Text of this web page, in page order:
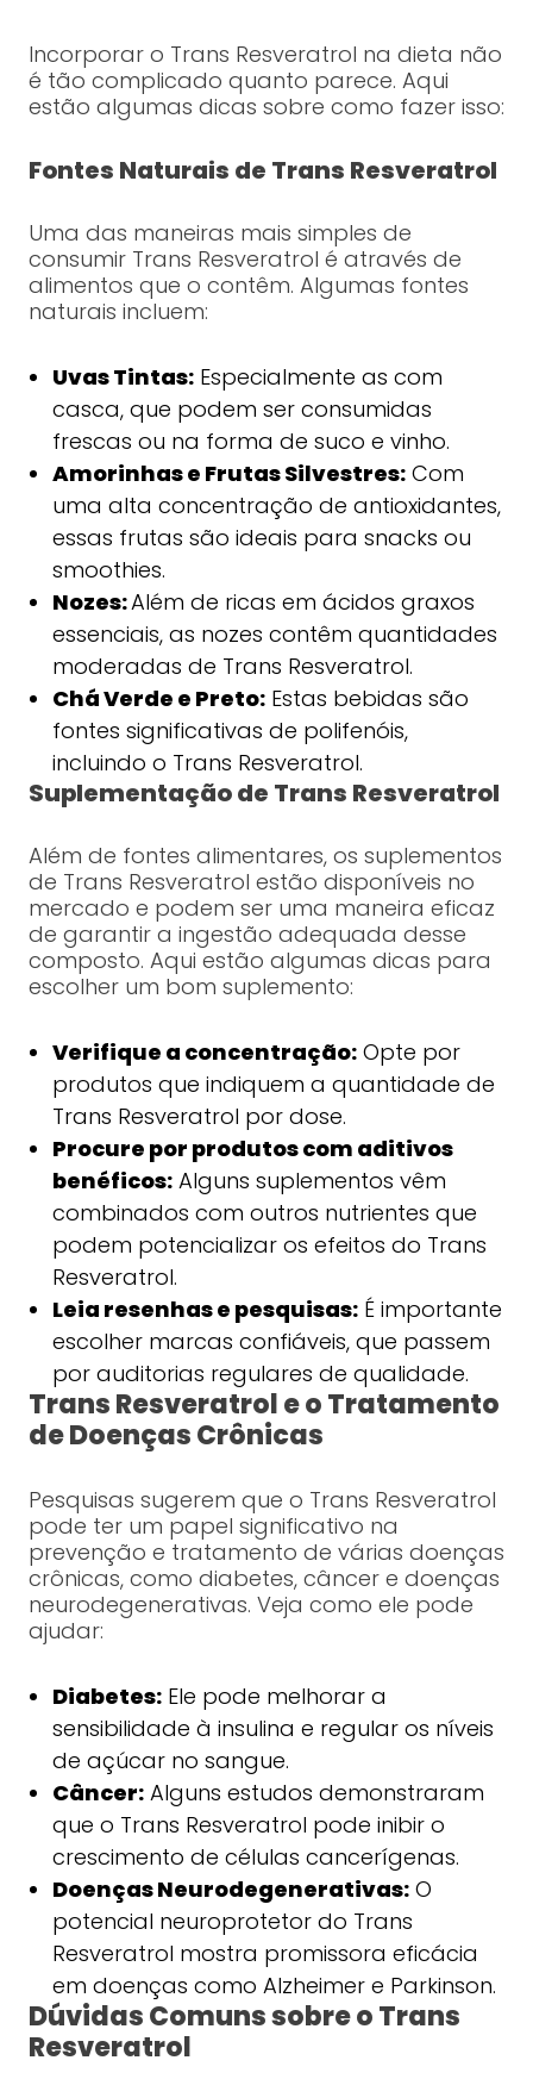
Incorporar o Trans Resveratrol na dieta não
é tão complicado quanto parece. Aqui
estão algumas dicas sobre como fazer isso:
Fontes Naturais de Trans Resveratrol
Uma das maneiras mais simples de
consumir Trans Resveratrol é através de
alimentos que o contêm. Algumas fontes
naturais incluem:
Uvas Tintas:Especialmente as com
casca, que podem ser consumidas
frescas ou na forma de suco e vinho.
Amorinhas e Frutas Silvestres:Com
uma alta concentração de antioxidantes,
essas frutas são ideais para snacks ou
smoothies.
Nozes:Além de ricas em ácidos graxos
essenciais, as nozes contêm quantidades
moderadas de Trans Resveratrol.
Chá Verde e Preto:Estas bebidas são
fontes significativas de polifenóis,
incluindo o Trans Resveratrol.
Suplementação de Trans Resveratrol
Além de fontes alimentares, os suplementos
de Trans Resveratrol estão disponíveis no
mercado e podem ser uma maneira eficaz
de garantir a ingestão adequada desse
composto. Aqui estão algumas dicas para
escolher um bom suplemento:
Verifique a concentração:Opte por
produtos que indiquem a quantidade de
Trans Resveratrol por dose.
Procure por produtos com aditivos
benéficos:Alguns suplementos vêm
combinados com outros nutrientes que
podem potencializar os efeitos do Trans
Resveratrol.
Leia resenhas e pesquisas:É importante
escolher marcas confiáveis, que passem
por auditorias regulares de qualidade.
Trans Resveratrol e o Tratamento
de Doenças Crônicas
Pesquisas sugerem que o Trans Resveratrol
pode ter um papel significativo na
prevenção e tratamento de várias doenças
crônicas, como diabetes, câncer e doenças
neurodegenerativas. Veja como ele pode
ajudar:
Diabetes:Ele pode melhorar a
sensibilidade à insulina e regular os níveis
de açúcar no sangue.
Câncer:Alguns estudos demonstraram
que o Trans Resveratrol pode inibir o
crescimento de células cancerígenas.
Doenças Neurodegenerativas:O
potencial neuroprotetor do Trans
Resveratrol mostra promissora eficácia
em doenças como Alzheimer e Parkinson.
Dúvidas Comuns sobre o Trans
Resveratrol